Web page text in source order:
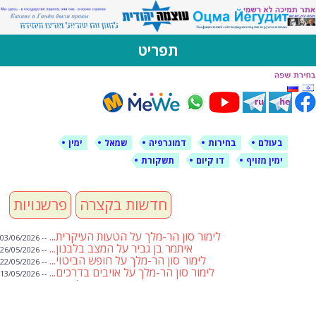
לימין עוצמה יהודית
אתר תמיכה ברוסית ובעברית
תפריט
דילוג
לתוכן
בעולם בחירות דמוגרפיה שמאל
ימין
ימין מזויף
דו קיום תשקורת
פרשנויות חדשות בקצרה
לימור סון הר-מלך על הטעות העיקרית... -- 03/06/2026
איתמר בן גביר על המצב בלבנון... -- 26/05/2026
לימור סון הר-מלך על חופש הביטוי... -- 22/05/2026
לימור סון הר-מלך על אויבים בדרכים... -- 13/05/2026
שבועת אמונים לדעאש